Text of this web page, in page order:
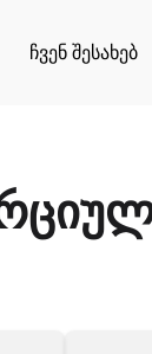
ჩვენ შესახებ